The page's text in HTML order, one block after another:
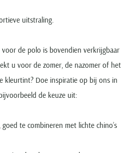
uitstraling.
de polo is bovendien verkrijgbaar
u voor de zomer, de nazomer of het
kleurtint? Doe inspiratie op bij ons in
de keuze uit:
te combineren met lichte chino’s